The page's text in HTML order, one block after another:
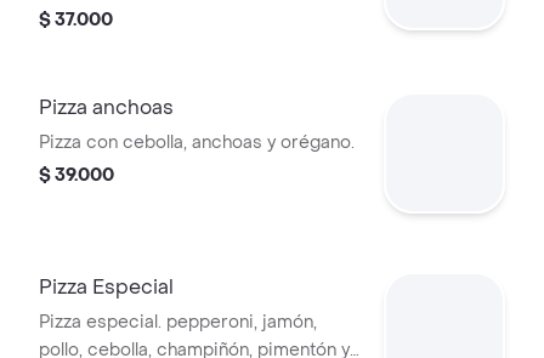
$ 37.000
Pizza anchoas
Pizza con cebolla, anchoas y orégano.
$ 39.000
Pizza Especial
Pizza especial. pepperoni, jamón,
pollo, cebolla, champiñón, pimentón y